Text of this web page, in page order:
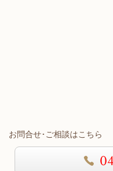
お問合せ･ご相談はこちら